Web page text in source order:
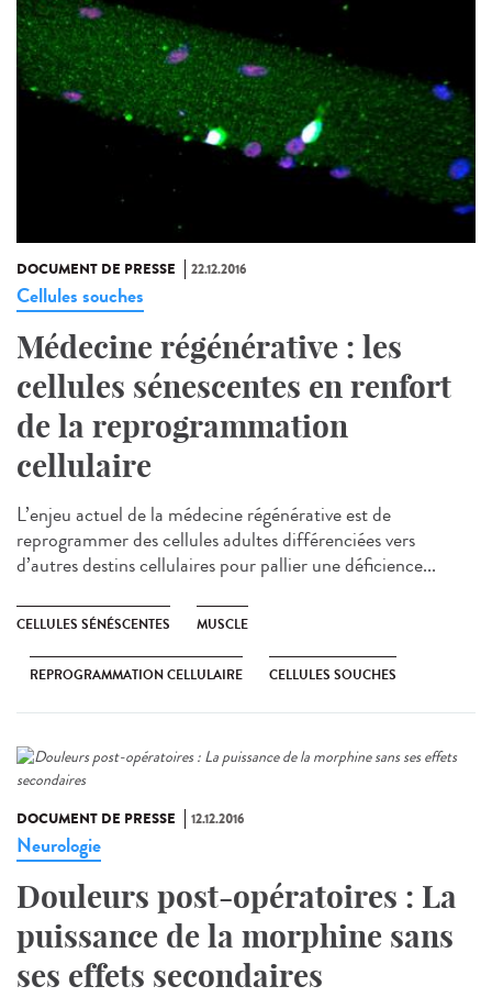
DOCUMENT DE PRESSE 22.12.2016
Cellules souches
Médecine régénérative : les
cellules sénescentes en renfort
de la reprogrammation
cellulaire
L’enjeu actuel de la médecine régénérative est de
reprogrammer des cellules adultes différenciées vers
d’autres destins cellulaires pour pallier une déficience...
CELLULES SÉNÉSCENTES MUSCLE
REPROGRAMMATION CELLULAIRE CELLULES SOUCHES
DOCUMENT DE PRESSE 12.12.2016
Neurologie
Douleurs post-opératoires : La
puissance de la morphine sans
ses effets secondaires